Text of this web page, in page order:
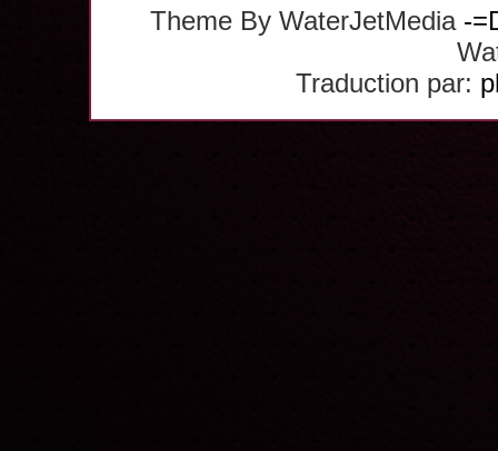
Theme By WaterJetMedia -
Traduction par: